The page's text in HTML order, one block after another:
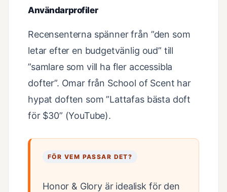
Användarprofiler
Recensenterna spänner från ”den som
letar efter en budgetvänlig oud” till
”samlare som vill ha fler accessibla
dofter”. Omar från School of Scent har
hypat doften som ”Lattafas bästa doft
för $30” (YouTube).
FÖR VEM PASSAR DET?
Honor & Glory är idealisk för den